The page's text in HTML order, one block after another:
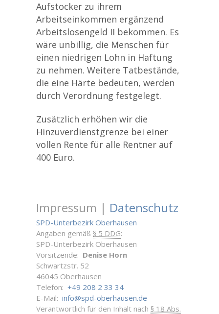
Aufstocker zu ihrem
Arbeitseinkommen ergänzend
Arbeitslosengeld II bekommen. Es
wäre unbillig, die Menschen für
einen niedrigen Lohn in Haftung
zu nehmen. Weitere Tatbestände,
die eine Härte bedeuten, werden
durch Verordnung festgelegt.
Zusätzlich erhöhen wir die
Hinzuverdienstgrenze bei einer
vollen Rente für alle Rentner auf
400 Euro.
Impressum | Datenschutz
SPD-Unterbezirk Oberhausen
Angaben gemäß § 5 DDG:
SPD-Unterbezirk Oberhausen
Vorsitzende: Denise Horn
Schwartzstr. 52
46045 Oberhausen
Telefon: +49 208 2 33 34
E-Mail: info@spd-oberhausen.de
Verantwortlich für den Inhalt nach § 18 Abs.